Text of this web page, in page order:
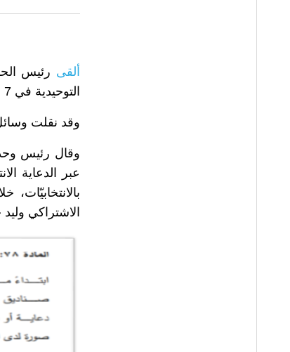
ألقى رئيس
التوحيدية في 7 أيار 2022، أي خلال فترة الصمت الانتخابي.
وقد نقلت
وقال رئيس
عبر الدعاية
الاشتراكي